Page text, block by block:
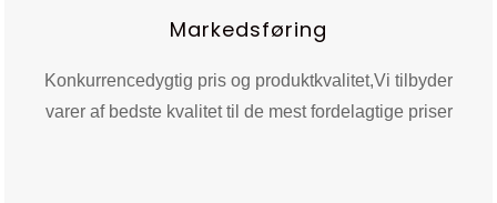
Markedsføring
Konkurrencedygtig pris og produktkvalitet,Vi tilbyder
varer af bedste kvalitet til de mest fordelagtige priser